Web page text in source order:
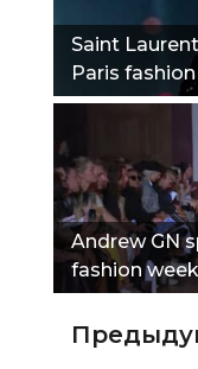
Saint
Paris
Andrew GN
fashion